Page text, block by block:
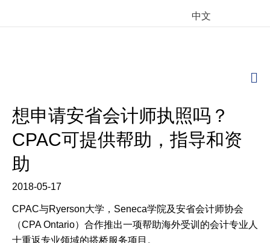
中文
想申请安省会计师执照吗？
CPAC可提供帮助，指导和资
助
2018-05-17
CPAC与Ryerson大学，Seneca学院及安省会计师协会
（CPA Ontario）合作推出一项帮助海外受训的会计专业人
士重返专业领域的搭桥服务项目。